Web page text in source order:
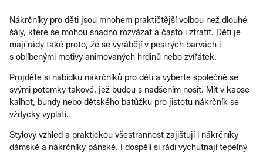
Nákrčníky pro děti jsou mnohem praktičtější volbou než dlouhé
šály, které se mohou snadno rozvázat a často i ztratit. Děti je
mají rády také proto, že se vyrábějí v pestrých barvách i
s oblíbenými motivy animovaných hrdinů nebo zvířátek.
Projděte si nabídku nákrčníků pro děti a vyberte společně se
svými potomky takové, jež budou s nadšením nosit. Mít v kapse
kalhot, bundy nebo dětského batůžku pro jistotu nákrčník se
vždycky vyplatí.
Stylový vzhled a praktickou všestrannost zajišťují i nákrčníky
dámské a nákrčníky pánské. I dospělí si rádi vychutnají tepelný